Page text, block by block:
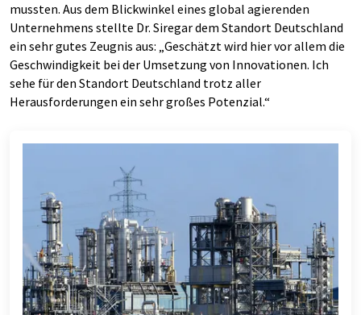
mussten. Aus dem Blickwinkel eines global agierenden
Unternehmens stellte Dr. Siregar dem Standort Deutschland
ein sehr gutes Zeugnis aus: „Geschätzt wird hier vor allem die
Geschwindigkeit bei der Umsetzung von Innovationen. Ich
sehe für den Standort Deutschland trotz aller
Herausforderungen ein sehr großes Potenzial.“